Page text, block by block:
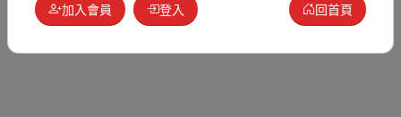
加入會員 登入 回首頁